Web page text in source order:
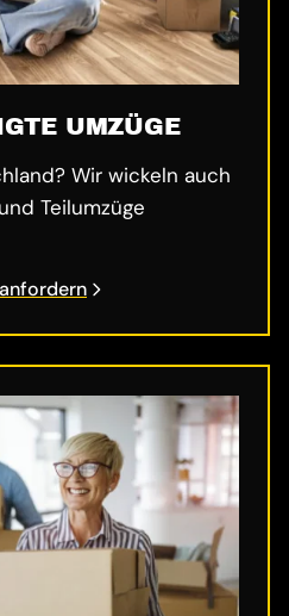
UMZÜGE
Wir wickeln auch
Teilumzüge